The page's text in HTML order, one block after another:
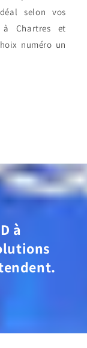
selon vos
à Chartres et
numéro un
à